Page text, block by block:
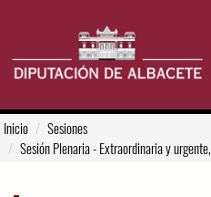
Inicio
Sesiones
Sesión Plenaria- Extraordinaria y